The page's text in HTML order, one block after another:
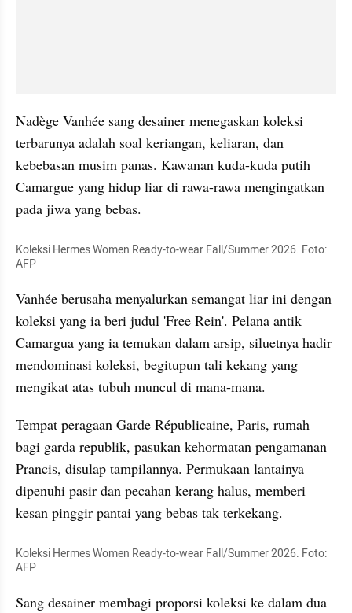
Nadège Vanhée sang desainer menegaskan koleksi
terbarunya adalah soal keriangan, keliaran, dan
kebebasan musim panas. Kawanan kuda-kuda putih
Camargue yang hidup liar di rawa-rawa mengingatkan
pada jiwa yang bebas.
Koleksi Hermes Women Ready-to-wear Fall/Summer 2026. Foto:
AFP
Vanhée berusaha menyalurkan semangat liar ini dengan
koleksi yang ia beri judul 'Free Rein'. Pelana antik
Camargua yang ia temukan dalam arsip, siluetnya hadir
mendominasi koleksi, begitupun tali kekang yang
mengikat atas tubuh muncul di mana-mana.
Tempat peragaan Garde Républicaine, Paris, rumah
bagi garda republik, pasukan kehormatan pengamanan
Prancis, disulap tampilannya. Permukaan lantainya
dipenuhi pasir dan pecahan kerang halus, memberi
kesan pinggir pantai yang bebas tak terkekang.
Koleksi Hermes Women Ready-to-wear Fall/Summer 2026. Foto:
AFP
Sang desainer membagi proporsi koleksi ke dalam dua